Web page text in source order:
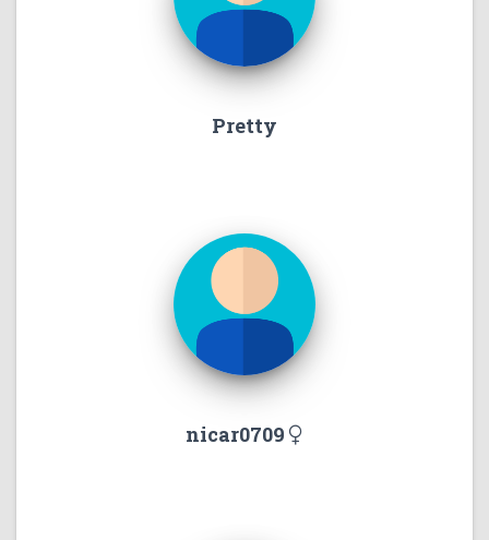
Pretty
nicar0709